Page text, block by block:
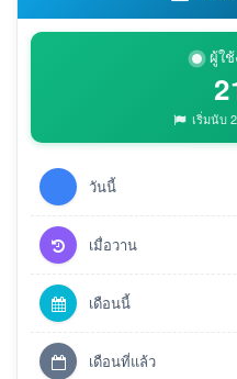
ผู้ใ
เริ่มนับ
วันนี้
เมื่อวาน
เดือนนี้
เดือนที่แล้ว